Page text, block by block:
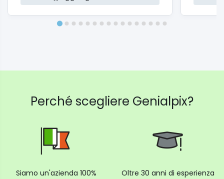
Perché scegliere Genialpix?
Siamo un'azienda 100%
Oltre 30 anni di esperienza